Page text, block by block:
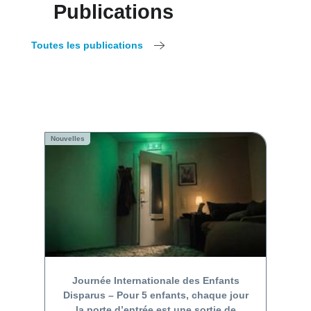
Publications
Toutes les publications
Nouvelles
Journée Internationale des Enfants
Disparus – Pour 5 enfants, chaque jour